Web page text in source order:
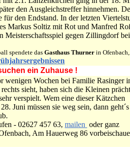
den Ausgleichstreffer hinnehmen.
für den Endstand. In der letzten
Markus Soltiz mit Rot und Manfred
Meisterschaftsspiel gegen Zillingdorf
spendete das Gasthaus Thurner in
ein Zuhause !
wenigen Wochen bei Familie Rasinger
sieht, haben sich die Kleinen
verspielt. Wem eine dieser Kätzchen
Juni müssen sie weg sein, dann geht´s
- 02627 457 63, mailen oder ganz
Am Hauerweg 86